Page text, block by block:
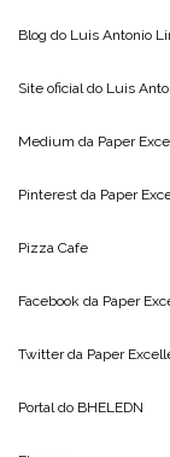
Blog do Luis Antonio
Site oficial do Luis
Medium da Paper
Pinterest da Paper
Pizza Cafe
Facebook da Paper
Twitter da Paper
Portal do BHELEDN